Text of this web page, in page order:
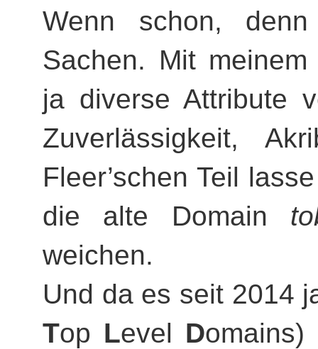
Wenn schon,
Sachen. Mit meinem
ja diverse Attribute
Zuverlässigkeit,
Fleer’schen Teil
die alte Domain
weichen.
Und da es seit 2014
Top Level D